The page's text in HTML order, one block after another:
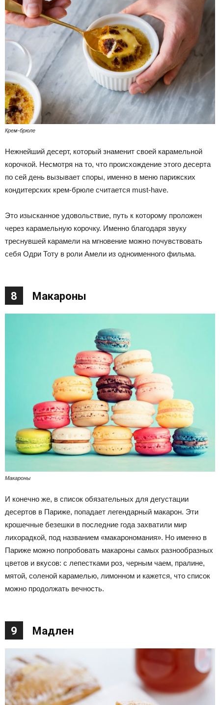
Крем-брюле
Нежнейший десерт, который знаменит своей карамельной
корочкой. Несмотря на то, что происхождение этого десерта
по сей день вызывает споры, именно в меню парижских
кондитерских крем-брюле считается must-have.
Это изысканное удовольствие, путь к которому проложен
через карамельную корочку. Именно благодаря звуку
треснувшей карамели на мгновение можно почувствовать
себя Одри Тоту в роли Амели из одноименного фильма.
8 Макароны
Макароны
И конечно же, в список обязательных для дегустации
десертов в Париже, попадает легендарный макарон. Эти
крошечные безешки в последние года захватили мир
лихорадкой, под названием «макарономания». Но именно в
Париже можно попробовать макароны самых разнообразных
цветов и вкусов: с лепестками роз, черным чаем, пралине,
мятой, соленой карамелью, лимонном и кажется, что список
можно продолжать вечность.
9 Мадлен